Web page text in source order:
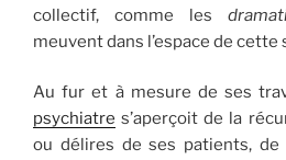
collectif, comme les
meuvent dans l’espace de cette
Au fur et à mesure de ses
psychiatre s’aperçoit de la
ou délires de ses patients,